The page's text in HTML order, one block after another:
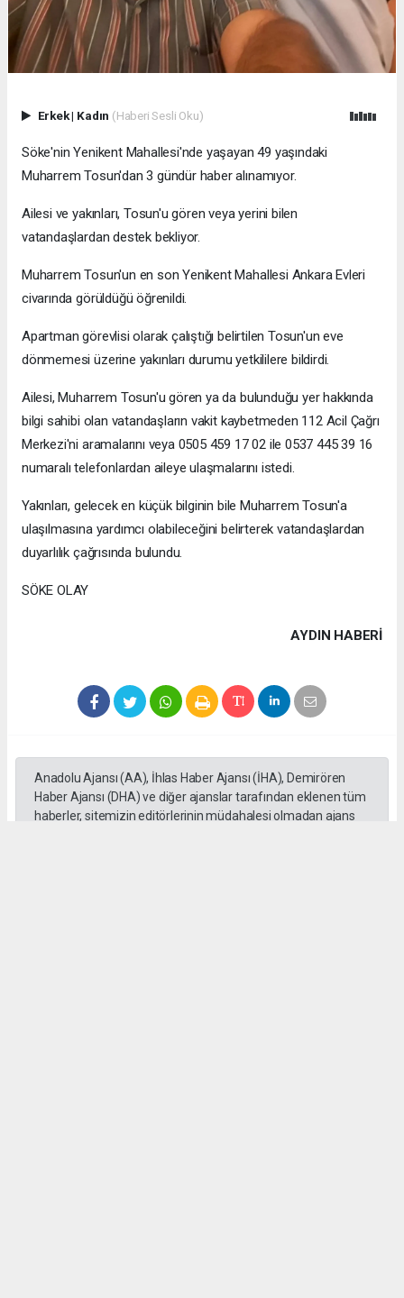
Erkek| Kadın (Haberi Sesli Oku)
Söke'nin Yenikent Mahallesi'nde yaşayan 49 yaşındaki
Muharrem Tosun'dan 3 gündür haber alınamıyor.
Ailesi ve yakınları, Tosun'u gören veya yerini bilen
vatandaşlardan destek bekliyor.
Muharrem Tosun'un en son Yenikent Mahallesi Ankara Evleri
civarında görüldüğü öğrenildi.
Apartman görevlisi olarak çalıştığı belirtilen Tosun'un eve
dönmemesi üzerine yakınları durumu yetkililere bildirdi.
Ailesi, Muharrem Tosun'u gören ya da bulunduğu yer hakkında
bilgi sahibi olan vatandaşların vakit kaybetmeden 112 Acil Çağrı
Merkezi'ni aramalarını veya 0505 459 17 02 ile 0537 445 39 16
numaralı telefonlardan aileye ulaşmalarını istedi.
Yakınları, gelecek en küçük bilginin bile Muharrem Tosun'a
ulaşılmasına yardımcı olabileceğini belirterek vatandaşlardan
duyarlılık çağrısında bulundu.
SÖKE OLAY
AYDIN HABERİ
Anadolu Ajansı (AA), İhlas Haber Ajansı (İHA), Demirören
Haber Ajansı (DHA) ve diğer ajanslar tarafından eklenen tüm
haberler, sitemizin editörlerinin müdahalesi olmadan ajans